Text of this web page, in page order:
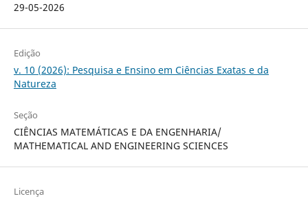
29-05-2026
Edição
v. 10 (2026): Pesquisa e Ensino em Ciências Exatas e da
Natureza
Seção
CIÊNCIAS MATEMÁTICAS E DA ENGENHARIA/
MATHEMATICAL AND ENGINEERING SCIENCES
Licença